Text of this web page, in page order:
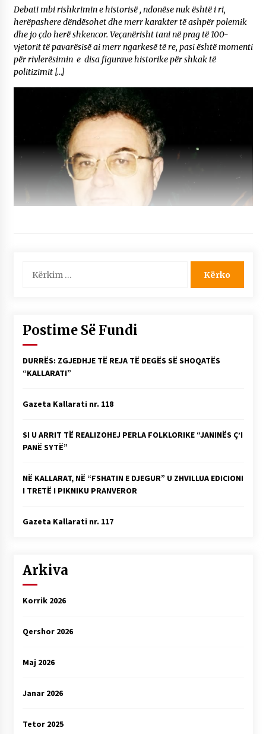
Debati mbi rishkrimin e historisë , ndonëse nuk është i ri,
herëpashere dëndësohet dhe merr karakter të ashpër polemik
dhe jo çdo herë shkencor. Veçanërisht tani në prag të 100-
vjetorit të pavarësisë ai merr ngarkesë të re, pasi është momenti
për rivlerësimin e disa figurave historike për shkak të
politizimit […]
për:
Postime Së Fundi
DURRËS: ZGJEDHJE TË REJA TË DEGËS SË SHOQATËS
“KALLARATI”
Gazeta Kallarati nr. 118
SI U ARRIT TË REALIZOHEJ PERLA FOLKLORIKE “JANINËS Ç’I
PANË SYTË”
NË KALLARAT, NË “FSHATIN E DJEGUR” U ZHVILLUA EDICIONI
I TRETË I PIKNIKU PRANVEROR
Gazeta Kallarati nr. 117
Arkiva
Korrik 2026
Qershor 2026
Maj 2026
Janar 2026
Tetor 2025